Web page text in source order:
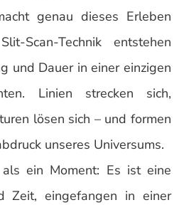
genau dieses Erleben
Scan-Technik entstehen
und Dauer in einer einzigen
Linien strecken sich,
lösen sich – und formen
unseres Universums.
ein Moment: Es ist eine
Zeit, eingefangen in einer